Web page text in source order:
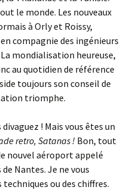
le monde. Les nouveaux
à Orly et Roissy,
compagnie des ingénieurs
mondialisation heureuse,
au quotidien de référence
toujours son conseil de
triomphe.
! Mais vous êtes un
retro, Satanas ! Bon, tout
nouvel aéroport appelé
Nantes. Je ne vous
ou des chiffres.